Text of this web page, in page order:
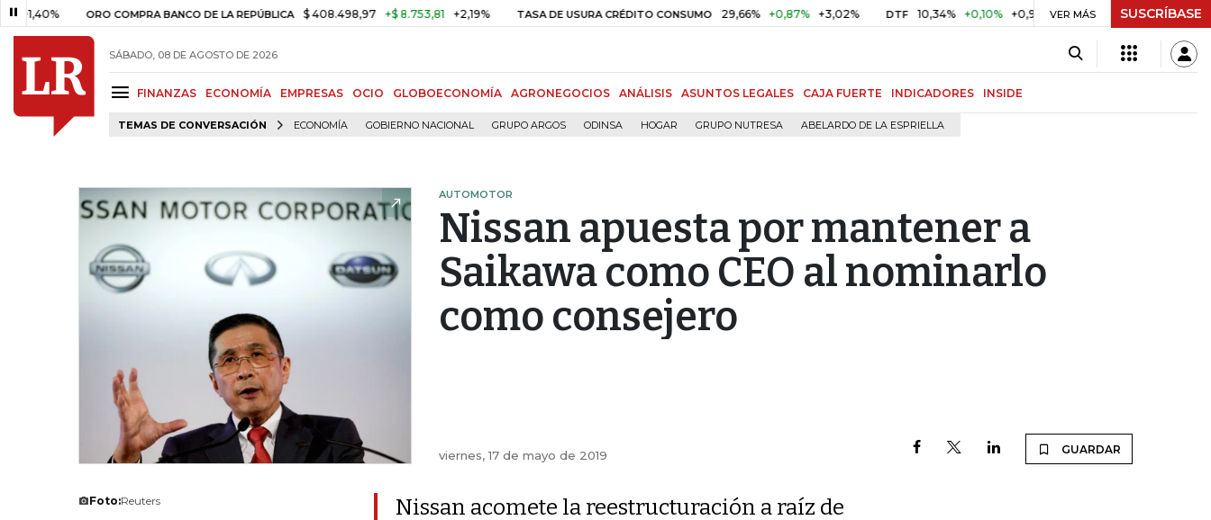
ORO COMPRA BANCO DE LA REPÚBLICA $ 408.498,97 +$ 8.753,81 +2,19% TASA DE USURA CRÉDITO CONSUMO 29,66% +0,87% +3,02% DTF 10,34% +0,10% +0,98% UVR $ 416,96 +$ 0,05 +0,01%
VER MÁS SUSCRÍBASE
SÁBADO, 08 DE AGOSTO DE 2026
FINANZAS ECONOMÍA EMPRESAS OCIO GLOBOECONOMÍA AGRONEGOCIOS ANÁLISIS ASUNTOS LEGALES CAJA FUERTE INDICADORES INSIDE
TEMAS DE CONVERSACIÓN ECONOMÍA GOBIERNO NACIONAL GRUPO ARGOS ODINSA HOGAR GRUPO NUTRESA ABELARDO DE LA ESPRIELLA
AUTOMOTOR
Nissan apuesta por mantener a
Saikawa como CEO al nominarlo
como consejero
viernes, 17 de mayo de 2019 GUARDAR
Foto:Reuters
Nissan acomete la reestructuración a raíz de